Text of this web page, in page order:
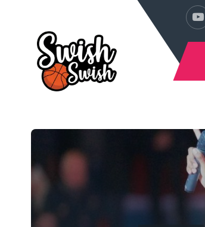
Se rendre au contenu principal